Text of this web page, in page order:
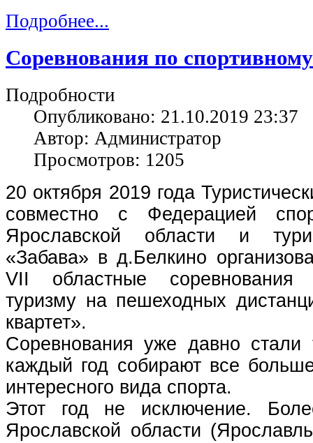
Подробнее...
Соревнования по
Подробности
Опубликовано: 21.10.2019 23:37
Автор: Администратор
Просмотров: 1205
20 октября 2019 года
совместно с Федерацией
Ярославской области и
«Забава» в д.Белкино
VII областные соревнования
туризму на пешеходных
квартет».
Соревнования уже давно стали
каждый год собирают все
интересного вида спорта.
Этот год не исключение.
Ярославской области